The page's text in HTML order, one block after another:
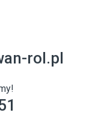
rol.pl